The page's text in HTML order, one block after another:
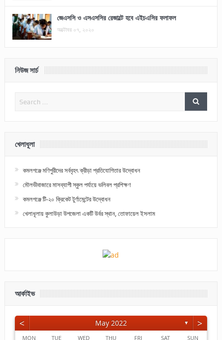
জেএসসি ও এসএসসির রেজাল্টে হবে এইচএসির ফলাফল
অক্টোবর ০৭, ২০২০
নিউজ সার্চ
খেলাধূলা
কমলগঞ্জে মণিপুরীদের সর্ববৃহৎ ক্রীড়া প্রতিযোগিতার উদ্বোধন
মৌলভীবাজারে মাসব্যাপী স্কুল পর্যায়ে ভলিবল প্রশিক্ষণ
কমলগঞ্জে টি-২০ ক্রিকেট টুর্ণামেন্টের উদ্বোধন
খেলাধূলায় কুলাউড়া উপজেলা একটি উর্বর স্থান, তোফায়েল ইসলাম
আর্কাইভ
< May 2022 ▼ >
MON TUE WED THU FRI SAT SUN